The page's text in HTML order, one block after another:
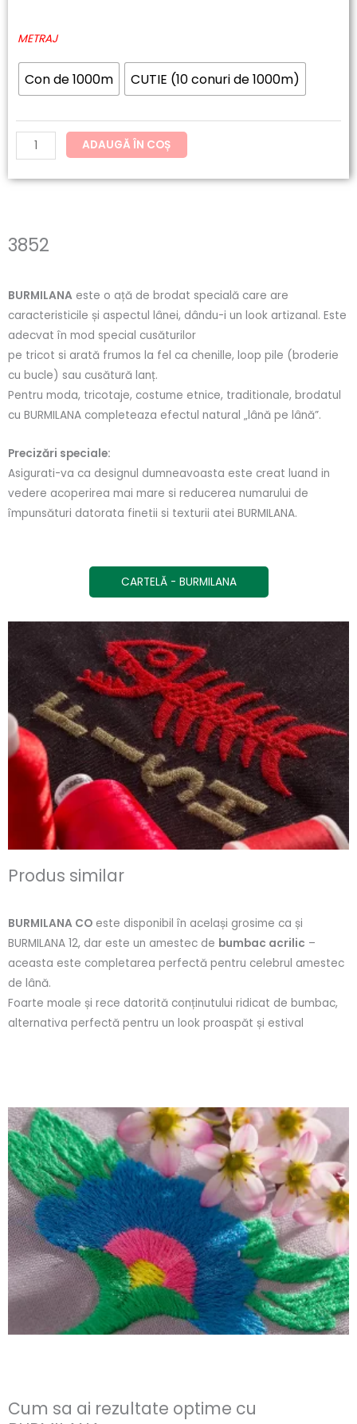
26.22lei
la
METRAJ
Con de 1000m CUTIE (10 conuri de 1000m)
Cantitate
ADAUGĂ ÎN COȘ
3852
BURMILANA este o ață de brodat specială care are
caracteristicile și aspectul lânei, dându-i un look artizanal. Este
adecvat în mod special cusăturilor
pe tricot si arată frumos la fel ca chenille, loop pile (broderie
cu bucle) sau cusătură lanț.
Pentru moda, tricotaje, costume etnice, traditionale, brodatul
cu BURMILANA completeaza efectul natural „lână pe lână”.
Precizări speciale:
Asigurati-va ca designul dumneavoasta este creat luand in
vedere acoperirea mai mare si reducerea numarului de
împunsături datorata finetii si texturii atei BURMILANA.
CARTELĂ - BURMILANA
Produs similar
BURMILANA CO este disponibil în același grosime ca și
BURMILANA 12, dar este un amestec de bumbac acrilic –
aceasta este completarea perfectă pentru celebrul amestec
de lână.
Foarte moale și rece datorită conținutului ridicat de bumbac,
alternativa perfectă pentru un look proaspăt și estival
Cum sa ai rezultate optime cu